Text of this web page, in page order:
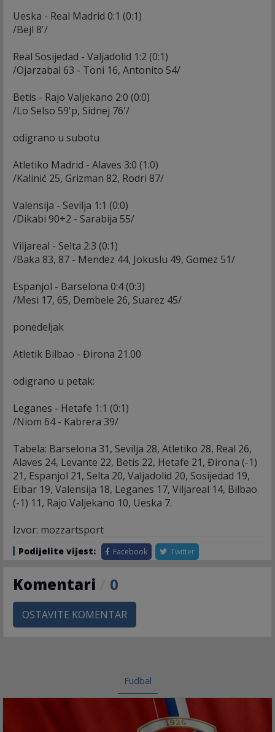
Ueska - Real Madrid 0:1 (0:1)
/Bejl 8'/
Real Sosijedad - Valjadolid 1:2 (0:1)
/Ojarzabal 63 - Toni 16, Antonito 54/
Betis - Rajo Valjekano 2:0 (0:0)
/Lo Selso 59'p, Sidnej 76'/
odigrano u subotu
Atletiko Madrid - Alaves 3:0 (1:0)
/Kalinić 25, Grizman 82, Rodri 87/
Valensija - Sevilja 1:1 (0:0)
/Dikabi 90+2 - Sarabija 55/
Viljareal - Selta 2:3 (0:1)
/Baka 83, 87 - Mendez 44, Jokuslu 49, Gomez 51/
Espanjol - Barselona 0:4 (0:3)
/Mesi 17, 65, Dembele 26, Suarez 45/
ponedeljak
Atletik Bilbao - Đirona 21.00
odigrano u petak:
Leganes - Hetafe 1:1 (0:1)
/Niom 64 - Kabrera 39/
Tabela: Barselona 31, Sevilja 28, Atletiko 28, Real 26,
Alaves 24, Levante 22, Betis 22, Hetafe 21, Đirona (-1)
21, Espanjol 21, Selta 20, Valjadolid 20, Sosijedad 19,
Eibar 19, Valensija 18, Leganes 17, Viljareal 14, Bilbao
(-1) 11, Rajo Valjekano 10, Ueska 7.
Izvor: mozzartsport
Podijelite vijest: Facebook Twitter
Komentari 0
OSTAVITE KOMENTAR
Fudbal